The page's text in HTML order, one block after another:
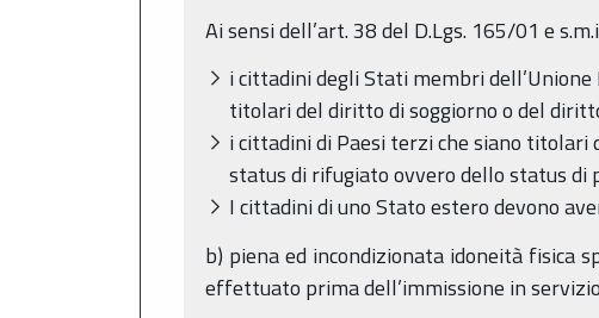
Ai sensi dell’art. 38 del D.Lgs. 165/01 e
i cittadini degli Stati membri
titolari del diritto di soggiorno o del
i cittadini di Paesi terzi che siano titolari
status di rifugiato ovvero dello status di
I cittadini di uno Stato estero devono
b) piena ed incondizionata idoneità fisica
effettuato prima dell’immissione in